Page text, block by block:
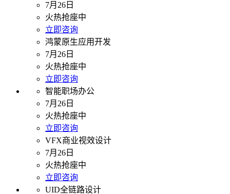
7月26日
火热抢座中
立即咨询
鸿蒙原生应用开发
7月26日
火热抢座中
立即咨询
智能职场办公
7月26日
火热抢座中
立即咨询
VFX商业视效设计
7月26日
火热抢座中
立即咨询
UID全链路设计